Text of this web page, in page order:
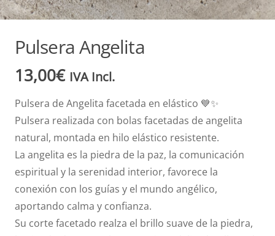
Pulsera Angelita
13,00€ IVA Incl.
Pulsera de Angelita facetada en elástico 💙✨
Pulsera realizada con bolas facetadas de angelita
natural, montada en hilo elástico resistente.
La angelita es la piedra de la paz, la comunicación
espiritual y la serenidad interior, favorece la
conexión con los guías y el mundo angélico,
aportando calma y confianza.
Su corte facetado realza el brillo suave de la piedra,